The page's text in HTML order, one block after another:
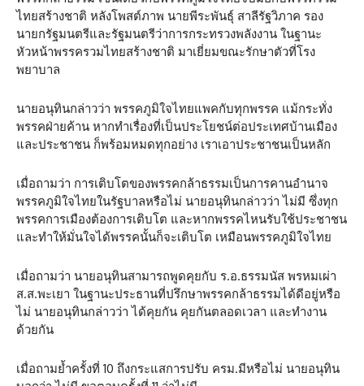
ไทยสร้างชาติ หลังโพสต์ภาพ นายพีระพันธุ์ สาลีรัฐวิภาค รอง
นายกรัฐมนตรีและรัฐมนตรีว่าการกระทรวงพลังงาน ในฐานะ
หัวหน้าพรรครวมไทยสร้างชาติ มาเยี่ยมขณะรักษาตัวที่โรง
พยาบาล
นายอนุทินกล่าวว่า พรรคภูมิใจไทยแพคกับทุกพรรค แม้กระทั่ง
พรรคฝ่ายค้าน หากทำเรื่องที่เป็นประโยชน์ต่อประเทศบ้านเมือง
และประชาชน ก็พร้อมหมดทุกอย่าง เราเอาประชาชนเป็นหลัก
เมื่อถามว่า การเติบโตของพรรคกล้าธรรมเป็นการคานอำนาจ
พรรคภูมิใจไทยในรัฐบาลหรือไม่ นายอนุทินกล่าวว่า ไม่มี ซึ่งทุก
พรรคการเมืองต้องการเติบโต และหากพรรคไหนรับใช้ประชาชน
และทำให้มั่นใจได้พรรคนั้นก็จะเติบโต เหมือนพรรคภูมิใจไทย
เมื่อถามว่า นายอนุทินสามารถพูดคุยกับ ร.อ.ธรรมนัส พรหมเผ่า
ส.ส.พะเยา ในฐานะประธานที่ปรึกษาพรรคกล้าธรรมได้ดีอยู่หรือ
ไม่ นายอนุทินกล่าวว่า ได้คุยกัน คุยกันตลอดเวลา และทำงาน
ด้วยกัน
เมื่อถามย้ำครั้งที่ 10 ถึงกระแสการปรับ ครม.มีหรือไม่ นายอนุทิน